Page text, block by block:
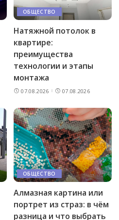
ОБЩЕСТВО
Натяжной потолок в
квартире:
преимущества
технологии и этапы
монтажа
07.08.2026 07.08.2026
ОБЩЕСТВО
Алмазная картина или
портрет из страз: в чём
разница и что выбрать